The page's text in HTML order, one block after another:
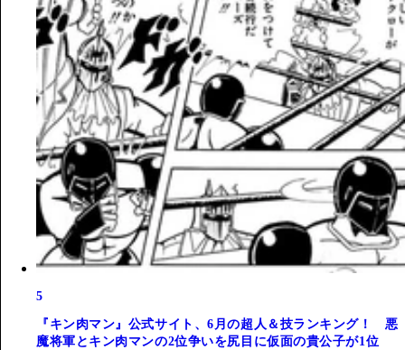
5
『キン肉マン』公式サイト、6月の超人＆技ランキング！ 悪
魔将軍とキン肉マンの2位争いを尻目に仮面の貴公子が1位